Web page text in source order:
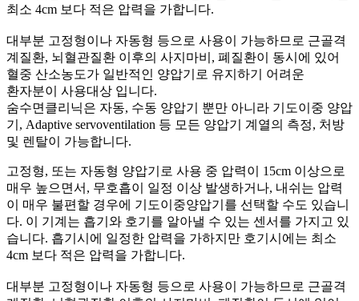
최소 4cm 보다 적은 압력을 가합니다.
대부분 고정형이나 자동형 등으로 사용이 가능하므로 근골격
계질환, 뇌혈관질환 이후의 사지마비, 폐질환이 동시에 있어
혈중 산소농도가 일반적인 양압기로 유지하기 어려운
환자분이 사용대상 입니다.
숨수면클리닉은 자동, 수동 양압기 뿐만 아니라 기도이중 양압
기, Adaptive servoventilation 등 모든 양압기 계열의 측정, 처방
및 렌탈이 가능합니다.
고정형, 또는 자동형 양압기로 사용 중 압력이 15cm 이상으로
매우 높으면서, 무호흡이 일정 이상 발생하거나, 내쉬는 압력
이 매우 불편할 경우에 기도이중양압기를 선택할 수도 있습니
다. 이 기계는 흡기와 호기를 알아낼 수 있는 센서를 가지고 있
습니다. 흡기시에 일정한 압력을 가하지만 호기시에는 최소
4cm 보다 적은 압력을 가합니다.
대부분 고정형이나 자동형 등으로 사용이 가능하므로 근골격